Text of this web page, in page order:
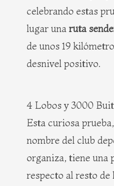
celebrando estas
lugar una ruta
de unos 19
desnivel positivo.
4 Lobos y 3000
Esta curiosa
nombre del club
organiza, tiene una
respecto al resto de